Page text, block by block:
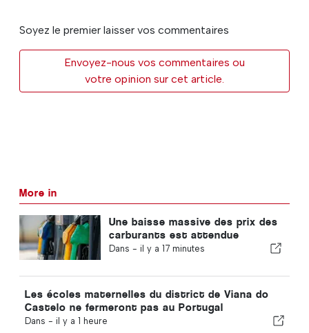
Soyez le premier laisser vos commentaires
Envoyez-nous vos commentaires ou
votre opinion sur cet article.
More in
Une baisse massive des prix des
carburants est attendue
Dans - il y a 17 minutes
Les écoles maternelles du district de Viana do
Castelo ne fermeront pas au Portugal
Dans - il y a 1 heure